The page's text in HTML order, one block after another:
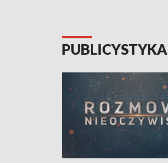
PUBLICYSTYKA